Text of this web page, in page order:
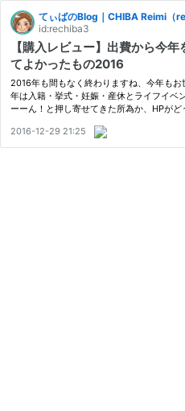
てぃばのBlog｜CHIBA Reimi（
id:rechiba3
【購入レビュー】出費から今
てよかったもの2016
2016年も間もなく終わりますね、今年も
年は入籍・挙式・妊娠・産休とライフイベ
ーーん！と押し寄せてきた所為か、HPが
いながら、登壇と主催も合わせて7件、社内
外活…
2016-12-29 21:25